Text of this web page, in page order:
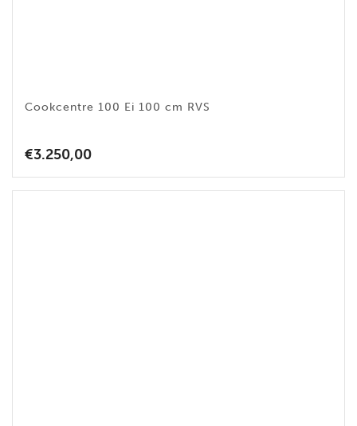
Cookcentre 100 Ei 100 cm RVS
€3.250,00